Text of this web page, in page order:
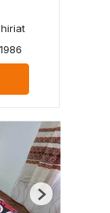
1986
Next